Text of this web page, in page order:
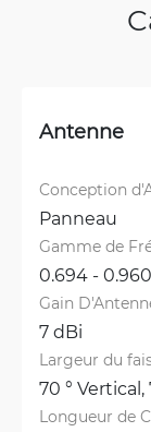
Antenne
Conception
Panneau
Gamme de
0.694 -
Gain
7 dBi
Largeur du
70 ° Vertical,
Longueur de